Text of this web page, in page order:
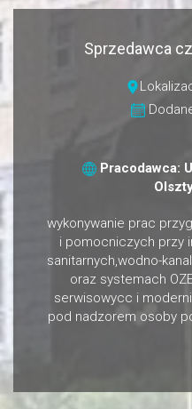
Sprzedawca
Pracodawca:
wykonywanie prac
i pomocniczych przy
sanitarnych,wodno-
oraz systemach
serwisowycc i
pod nadzorem osoby